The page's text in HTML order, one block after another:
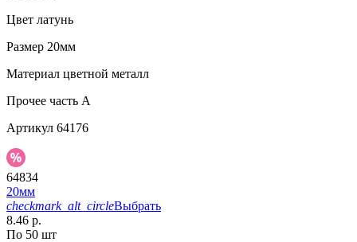
Цвет латунь
Размер 20мм
Материал цветной металл
Прочее часть A
Артикул 64176
64834
20мм
checkmark_alt_circleВыбрать
8.46 р.
По 50 шт